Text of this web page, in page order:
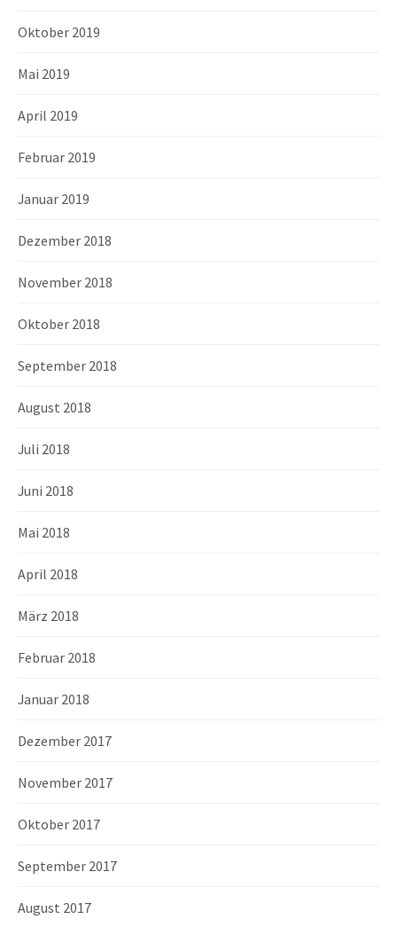
Oktober 2019
Mai 2019
April 2019
Februar 2019
Januar 2019
Dezember 2018
November 2018
Oktober 2018
September 2018
August 2018
Juli 2018
Juni 2018
Mai 2018
April 2018
März 2018
Februar 2018
Januar 2018
Dezember 2017
November 2017
Oktober 2017
September 2017
August 2017